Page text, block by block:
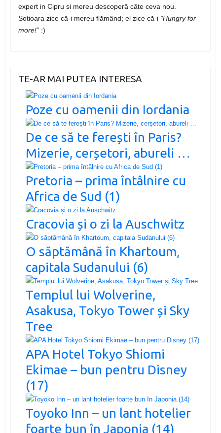
expert in Cipru si mereu descoperă câte ceva nou.
Sotioara zice că-i mereu flămând; el zice că-i ”Hungry for
more!”:)
TE-AR MAI PUTEA INTERESA
Poze cu oamenii din Iordania
De ce să te ferești în Paris?
Mizerie, cerșetori, abureli …
Pretoria – prima întâlnire cu
Africa de Sud (1)
Cracovia și o zi la Auschwitz
O săptămână în Khartoum,
capitala Sudanului (6)
Templul lui Wolverine,
Asakusa, Tokyo Tower și Sky
Tree
APA Hotel Tokyo Shiomi
Ekimae – bun pentru Disney
(17)
Toyoko Inn – un lant hotelier
foarte bun în Japonia (14)